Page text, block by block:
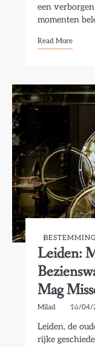
een
momenten
Read More
Leiden:
Mag
Milad 16/04/
Leiden, de
rijke